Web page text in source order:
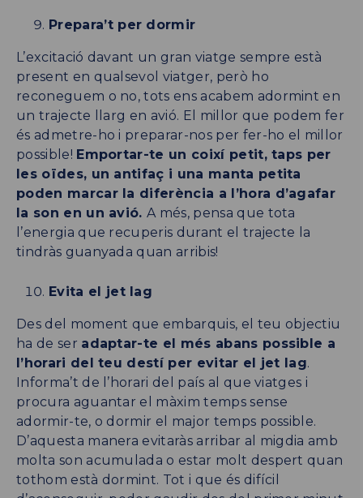
Prepara’t per dormir
L’excitació davant un gran viatge sempre està
present en qualsevol viatger, però ho
reconeguem o no, tots ens acabem adormint en
un trajecte llarg en avió. El millor que podem fer
és admetre-ho i preparar-nos per fer-ho el millor
possible! Emportar-te un coixí petit, taps per
les oïdes, un antifaç i una manta petita
poden marcar la diferència a l’hora d’agafar
la son en un avió.A més, pensa que tota
l’energia que recuperis durant el trajecte la
tindràs guanyada quan arribis!
Evita el jet lag
Des del moment que embarquis, el teu objectiu
ha de ser adaptar-te el més abans possible a
l’horari del teu destí per evitar el jet lag.
Informa’t de l’horari del país al que viatges i
procura aguantar el màxim temps sense
adormir-te, o dormir el major temps possible.
D’aquesta manera evitaràs arribar al migdia amb
molta son acumulada o estar molt despert quan
tothom està dormint. Tot i que és difícil